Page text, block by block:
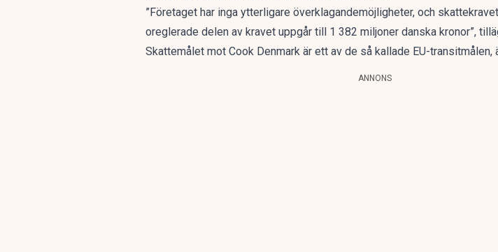
”Företaget har inga ytterligare överklagandemöjligheter, och
oreglerade delen av kravet uppgår till 1 382 miljoner danska kronor”,
Skattemålet mot Cook Denmark är ett av de så kallade EU-
ANNONS